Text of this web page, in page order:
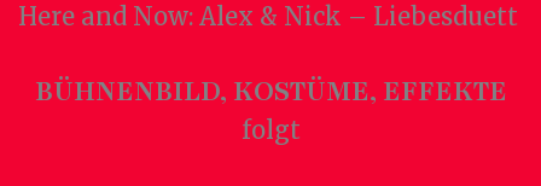
Here and Now: Alex & Nick – Liebesduett
BÜHNENBILD, KOSTÜME, EFFEKTE
folgt